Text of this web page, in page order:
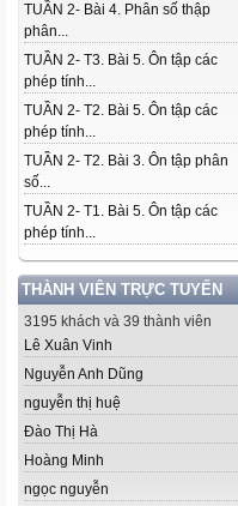
TUẦN 2- Bài 4. Phân số thập
phân...
TUẦN 2- T3. Bài 5. Ôn tập các
phép tính...
TUẦN 2- T2. Bài 5. Ôn tập các
phép tính...
TUẦN 2- T2. Bài 3. Ôn tập phân
số...
TUẦN 2- T1. Bài 5. Ôn tập các
phép tính...
THÀNH VIÊN TRỰC TUYẾN
3195 khách và 39 thành viên
Lê Xuân Vinh
Nguyễn Anh Dũng
nguyễn thị huệ
Đào Thị Hà
Hoàng Minh
ngọc nguyễn